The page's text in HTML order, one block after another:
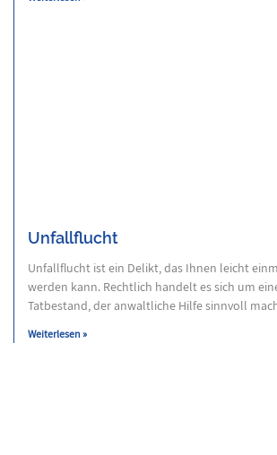
Unfallflucht
Unfallflucht ist ein Delikt, das Ihnen leicht
werden kann. Rechtlich handelt es sich um
Tatbestand, der anwaltliche Hilfe sinnvoll
Weiterlesen »